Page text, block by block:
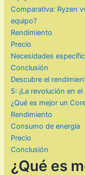
Comparativa: Ryzen
equipo?
Rendimiento
Precio
Necesidades
Conclusión
Descubre el
5: ¡La revolución en
¿Qué es mejor un
Rendimiento
Consumo de energía
Precio
Conclusión
¿Qué es